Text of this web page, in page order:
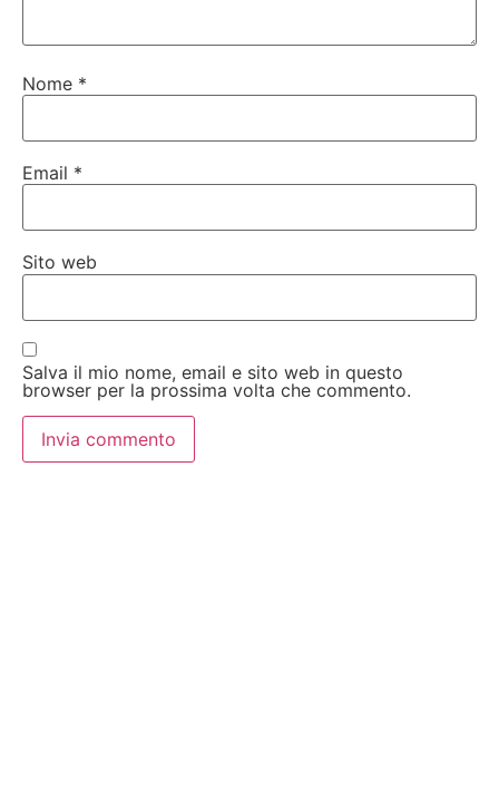
Nome *
Email *
Sito web
Salva il mio nome, email e sito web in questo
browser per la prossima volta che commento.